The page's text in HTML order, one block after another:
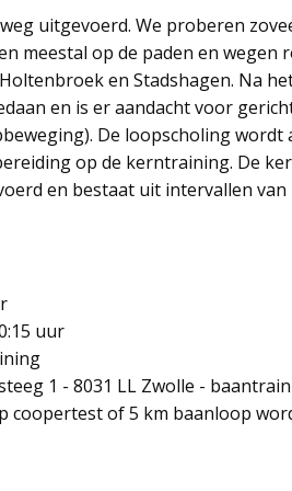
uitgevoerd. We proberen
meestal op de paden en wegen
en Stadshagen. Na
en is er aandacht voor
De loopscholing
op de kerntraining. De
en bestaat uit intervallen van
uur
1 - 8031 LL Zwolle - b
coopertest of 5 km baanloop